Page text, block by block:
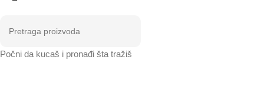
Počni da kucaš i pronađi šta tražiš